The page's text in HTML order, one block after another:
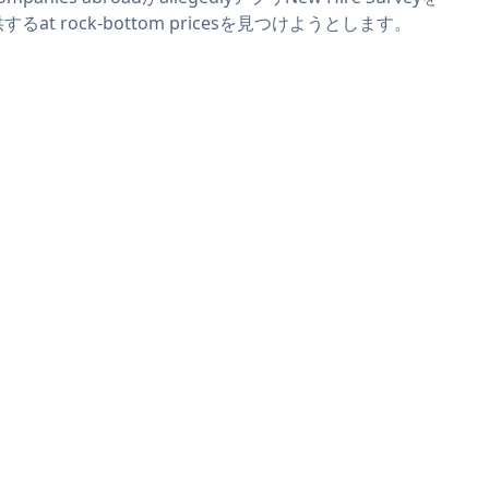
するat rock-bottom pricesを見つけようとします。